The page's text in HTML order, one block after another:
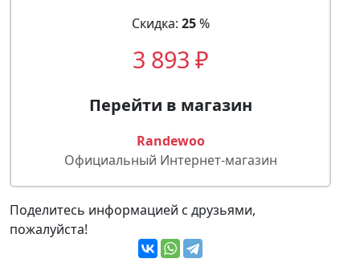
Скидка: 25%
3 893 ₽
Перейти в магазин
Randewoo
Официальный Интернет-магазин
Поделитесь информацией с друзьями,
пожалуйста!